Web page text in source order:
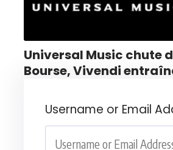
Universal Music chute
Bourse, Vivendi
Username or Email